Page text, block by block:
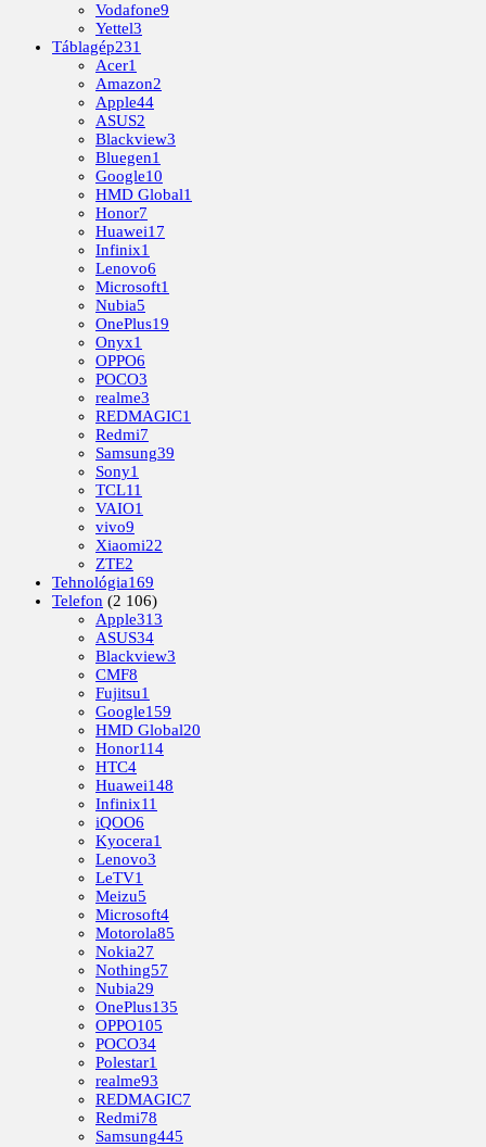
Vodafone9
Yettel3
Táblagép231
Acer1
Amazon2
Apple44
ASUS2
Blackview3
Bluegen1
Google10
HMD Global1
Honor7
Huawei17
Infinix1
Lenovo6
Microsoft1
Nubia5
OnePlus19
Onyx1
OPPO6
POCO3
realme3
REDMAGIC1
Redmi7
Samsung39
Sony1
TCL11
VAIO1
vivo9
Xiaomi22
ZTE2
Tehnológia169
Telefon (2 106)
Apple313
ASUS34
Blackview3
CMF8
Fujitsu1
Google159
HMD Global20
Honor114
HTC4
Huawei148
Infinix11
iQOO6
Kyocera1
Lenovo3
LeTV1
Meizu5
Microsoft4
Motorola85
Nokia27
Nothing57
Nubia29
OnePlus135
OPPO105
POCO34
Polestar1
realme93
REDMAGIC7
Redmi78
Samsung445